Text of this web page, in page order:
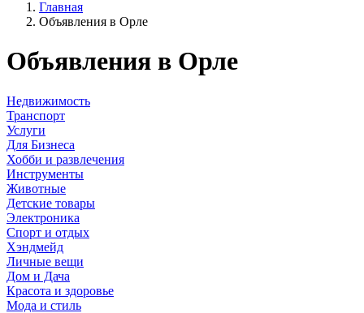
Главная
Объявления в Орле
Объявления в Орле
Недвижимость
Транспорт
Услуги
Для Бизнеса
Хобби и развлечения
Инструменты
Животные
Детские товары
Электроника
Спорт и отдых
Хэндмейд
Личные вещи
Дом и Дача
Красота и здоровье
Мода и стиль